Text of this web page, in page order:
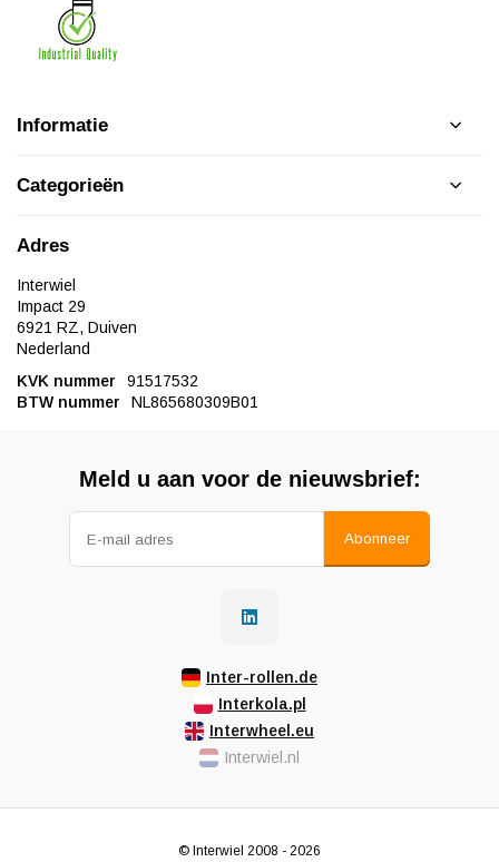
Informatie
Categorieën
Adres
Interwiel
Impact 29
6921 RZ, Duiven
Nederland
KVK nummer
91517532
BTW nummer
NL865680309B01
Meld u aan voor de nieuwsbrief:
Abonneer
Inter-rollen.de
Interkola.pl
Interwheel.eu
Interwiel.nl
© Interwiel 2008 - 2026